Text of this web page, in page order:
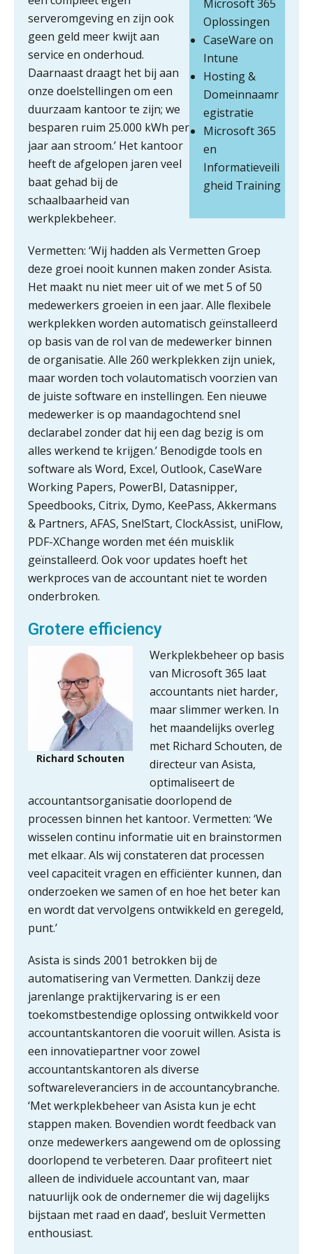
Microsoft 365
Oplossingen
CaseWare on
Intune
Hosting &
Domeinnaamr
egistratie
Microsoft 365
en
Informatieveili
gheid Training
serveromgeving en zijn ook
geen geld meer kwijt aan
service en onderhoud.
Daarnaast draagt het bij aan
onze doelstellingen om een
duurzaam kantoor te zijn; we
besparen ruim 25.000 kWh per
jaar aan stroom.’ Het kantoor
heeft de afgelopen jaren veel
baat gehad bij de
schaalbaarheid van
werkplekbeheer.
Vermetten: ‘Wij hadden als Vermetten Groep
deze groei nooit kunnen maken zonder Asista.
Het maakt nu niet meer uit of we met 5 of 50
medewerkers groeien in een jaar. Alle flexibele
werkplekken worden automatisch geïnstalleerd
op basis van de rol van de medewerker binnen
de organisatie. Alle 260 werkplekken zijn uniek,
maar worden toch volautomatisch voorzien van
de juiste software en instellingen. Een nieuwe
medewerker is op maandagochtend snel
declarabel zonder dat hij een dag bezig is om
alles werkend te krijgen.’ Benodigde tools en
software als Word, Excel, Outlook, CaseWare
Working Papers, PowerBI, Datasnipper,
Speedbooks, Citrix, Dymo, KeePass, Akkermans
& Partners, AFAS, SnelStart, ClockAssist, uniFlow,
PDF-XChange worden met één muisklik
geïnstalleerd. Ook voor updates hoeft het
werkproces van de accountant niet te worden
onderbroken.
Grotere efficiency
Richard Schouten
Werkplekbeheer op basis
van Microsoft 365 laat
accountants niet harder,
maar slimmer werken. In
het maandelijks overleg
met Richard Schouten, de
directeur van Asista,
optimaliseert de
accountantsorganisatie doorlopend de
processen binnen het kantoor. Vermetten: ‘We
wisselen continu informatie uit en brainstormen
met elkaar. Als wij constateren dat processen
veel capaciteit vragen en efficiënter kunnen, dan
onderzoeken we samen of en hoe het beter kan
en wordt dat vervolgens ontwikkeld en geregeld,
punt.’
Asista is sinds 2001 betrokken bij de
automatisering van Vermetten. Dankzij deze
jarenlange praktijkervaring is er een
toekomstbestendige oplossing ontwikkeld voor
accountantskantoren die vooruit willen. Asista is
een innovatiepartner voor zowel
accountantskantoren als diverse
softwareleveranciers in de accountancybranche.
‘Met werkplekbeheer van Asista kun je echt
stappen maken. Bovendien wordt feedback van
onze medewerkers aangewend om de oplossing
doorlopend te verbeteren. Daar profiteert niet
alleen de individuele accountant van, maar
natuurlijk ook de ondernemer die wij dagelijks
bijstaan met raad en daad’, besluit Vermetten
enthousiast.
De curator klopt aan: wat moet een
accountantskantoor afgeven bij een
faillissement van een klant?
Eenvoudig bankrekeningen koppelen
met Twinfield, Exact Online en
Snelstart
Van Mook: “Met Minox Focus wil ik
groeien naar twee keer zoveel
klanten.”
Van losse vastlegging naar
aantoonbare grip op KYC en de Wwft
Scan-en-herken haalt de druk niet van
je kwartaalafsluiting. Dit wel.
Uitspraak Hoge Raad: subsidie voor
tuchtrechtspraak advocatuur is
belast met btw
Informer Money genomineerd voor
Best FinTech Startup of the Year
België
Wwft-compliance in 2026: doen we
het beter dan vorig jaar?
ICT & AI | Volledig automatische
factuurverwerking: zo kom je er
Hierom zijn webshopondernemers
extra kwetsbaar voor
boekhoudfouten
Blog | Aandachtspunten bij de
transitie in verband met de Wet
toekomst pensioenen voor de
werkgever
Duizenden Nederlanders in de knel
door Amerikaanse belastingwet
Het functiegemak van de INT bij
adviezen over en aangiften van erf-
en schenkbelasting.
Zomer. Tijd om je loopbaan onder
de loep te nemen.
Q Home: DAC7-compliant opschalen
als verhuurplatform voor
vakantiewoningen
5 signalen dat jouw relatiebeheer
niet meer werkt (en hoe je dat oplost)
Van Wwft naar AMLR: wat verandert
er in 2027?
Driver-based models: de essentiële
bouwstenen voor elk finance team
Werven op klik is willekeurig. Zo
verminder je verloop structureel.
Buy & build: urenregistratie als
verborgen EBITDA-hefboom
ABN Amro slokt NIBC op: wat deze
overname zegt over de
veranderende financiële markt
Boekhoudlandschap sterk
gefragmenteerd, softwarekampioen
ontbreekt (nog) in Europa
Klantadviseur Accountancy (32-40 uur)
Finnerz